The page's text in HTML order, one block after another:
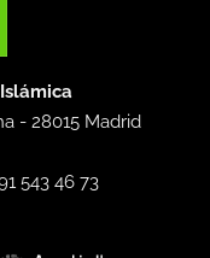
-28015 Madrid
543 46 73